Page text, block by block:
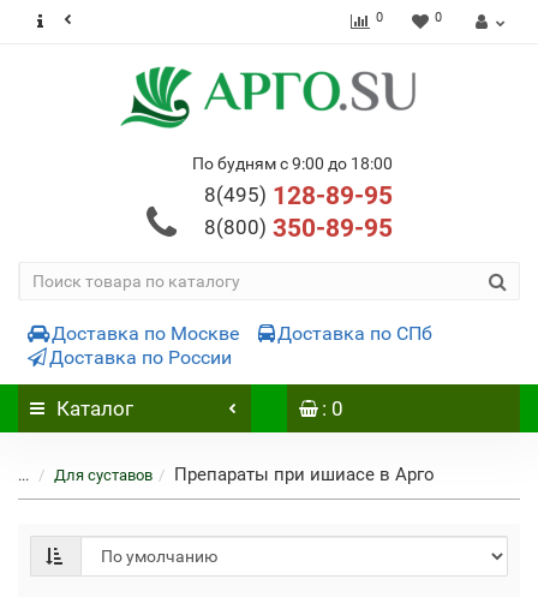
0 0
По будням с 9:00 до 18:00
8(495) 128-89-95
8(800) 350-89-95
Доставка по Москве
Доставка по СПб
Доставка по России
Каталог : 0
... Для суставов Препараты при ишиасе в Арго